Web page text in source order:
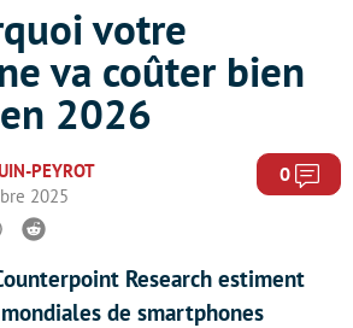
votre
va coûter bien
2026
PEYROT
2025
0
Reddit
Research estiment
de smartphones